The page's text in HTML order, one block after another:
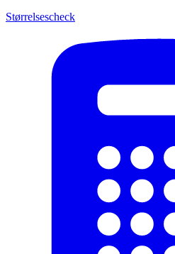
Størrelsescheck